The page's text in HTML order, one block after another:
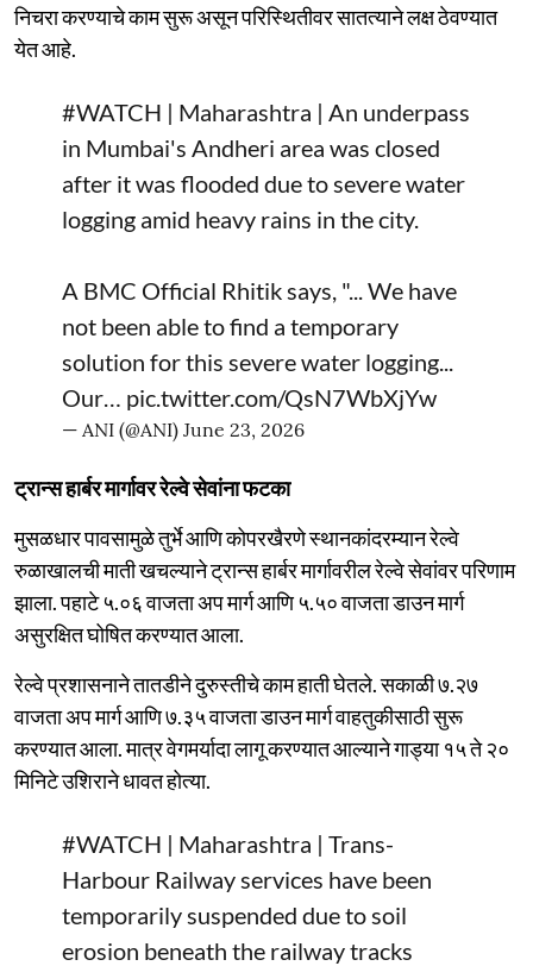
निचरा करण्याचे काम सुरू असून परिस्थितीवर सातत्याने लक्ष ठेवण्यात
येत आहे.
#WATCH | Maharashtra | An underpass
in Mumbai's Andheri area was closed
after it was flooded due to severe water
logging amid heavy rains in the city.
A BMC Official Rhitik says, "... We have
not been able to find a temporary
solution for this severe water logging...
Our… pic.twitter.com/QsN7WbXjYw
— ANI (@ANI) June 23, 2026
ट्रान्स हार्बर मार्गावर रेल्वे सेवांना फटका
मुसळधार पावसामुळे तुर्भे आणि कोपरखैरणे स्थानकांदरम्यान रेल्वे
रुळाखालची माती खचल्याने ट्रान्स हार्बर मार्गावरील रेल्वे सेवांवर परिणाम
झाला. पहाटे ५.०६ वाजता अप मार्ग आणि ५.५० वाजता डाउन मार्ग
असुरक्षित घोषित करण्यात आला.
रेल्वे प्रशासनाने तातडीने दुरुस्तीचे काम हाती घेतले. सकाळी ७.२७
वाजता अप मार्ग आणि ७.३५ वाजता डाउन मार्ग वाहतुकीसाठी सुरू
करण्यात आला. मात्र वेगमर्यादा लागू करण्यात आल्याने गाड्या १५ ते २०
मिनिटे उशिराने धावत होत्या.
#WATCH | Maharashtra | Trans-
Harbour Railway services have been
temporarily suspended due to soil
erosion beneath the railway tracks